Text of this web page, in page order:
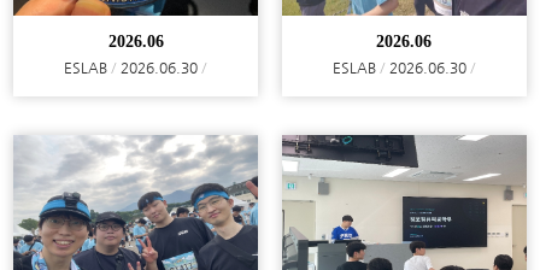
2026.06
ESLAB 2026.06.30
2026.06
ESLAB 2026.06.30